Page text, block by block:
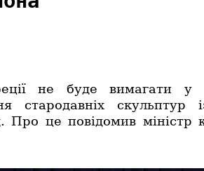
не буде вимагати у
стародавніх
Про це повідомив міністр